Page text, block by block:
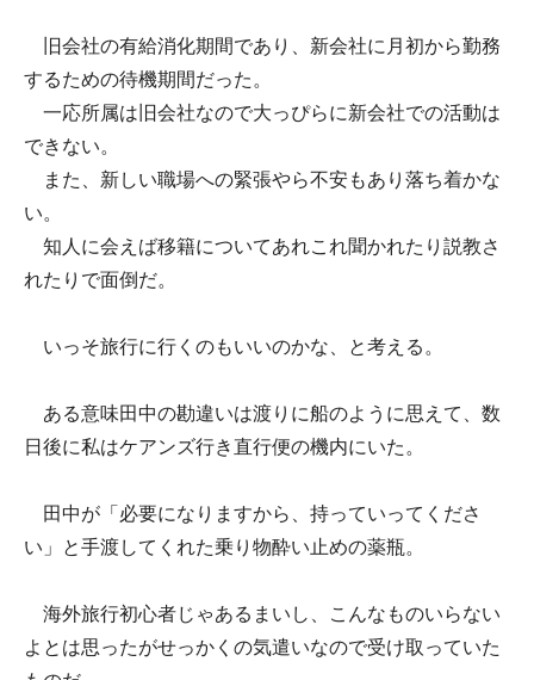
旧会社の有給消化期間であり、新会社に月初から勤務
するための待機期間だった。
一応所属は旧会社なので大っぴらに新会社での活動は
できない。
また、新しい職場への緊張やら不安もあり落ち着かな
い。
知人に会えば移籍についてあれこれ聞かれたり説教さ
れたりで面倒だ。
いっそ旅行に行くのもいいのかな、と考える。
ある意味田中の勘違いは渡りに船のように思えて、数
日後に私はケアンズ行き直行便の機内にいた。
田中が「必要になりますから、持っていってくださ
い」と手渡してくれた乗り物酔い止めの薬瓶。
海外旅行初心者じゃあるまいし、こんなものいらない
よとは思ったがせっかくの気遣いなので受け取っていた